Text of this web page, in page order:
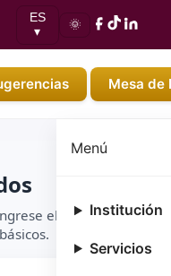
ES
▾
🌞
Mesa de
Menú
Institución
Servicios
el número